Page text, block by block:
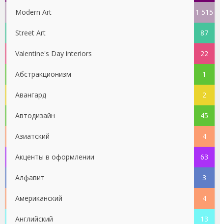
Modern Art 1 515
Street Art 87
Valentine's Day interiors 22
Абстракционизм 1
Авангард 2
Автодизайн 45
Азиатский 4
Акценты в оформлении 63
Алфавит 3
Американский 4
Английский 13